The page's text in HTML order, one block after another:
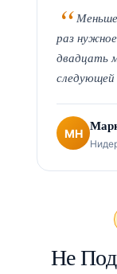
раз
двадцать
следующей
MH
Не